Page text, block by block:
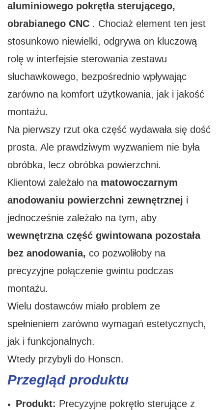
aluminiowego pokrętła sterującego,
obrabianego CNC . Chociaż element ten jest
stosunkowo niewielki, odgrywa on kluczową
rolę w interfejsie sterowania zestawu
słuchawkowego, bezpośrednio wpływając
zarówno na komfort użytkowania, jak i jakość
montażu.
Na pierwszy rzut oka część wydawała się dość
prosta. Ale prawdziwym wyzwaniem nie była
obróbka, lecz obróbka powierzchni.
Klientowi zależało na matowoczarnym
anodowaniu powierzchni zewnętrznej i
jednocześnie zależało na tym, aby
wewnętrzna część gwintowana pozostała
bez anodowania, co pozwoliłoby na
precyzyjne połączenie gwintu podczas
montażu.
Wielu dostawców miało problem ze
spełnieniem zarówno wymagań estetycznych,
jak i funkcjonalnych.
Wtedy przybyli do Honscn.
Przegląd produktu
Produkt: Precyzyjne pokrętło sterujące z